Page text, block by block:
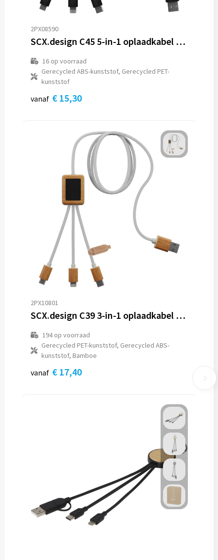
2PX08590
SCX.design C45 5-in-1 oplaadkabel van rPET met gegevensoverdracht
16op voorraad
Gerecycled ABS-kunststof, Gerecycled PET-
kunststof
vanaf € 15,30
2PX10801
SCX.design C39 3-in-1 oplaadkabel van rPET met oplichtend logo en vierkante behuizing van bamboe
194op voorraad
Gerecycled PET-kunststof, Gerecycled ABS-
kunststof, Bamboe
vanaf € 17,40